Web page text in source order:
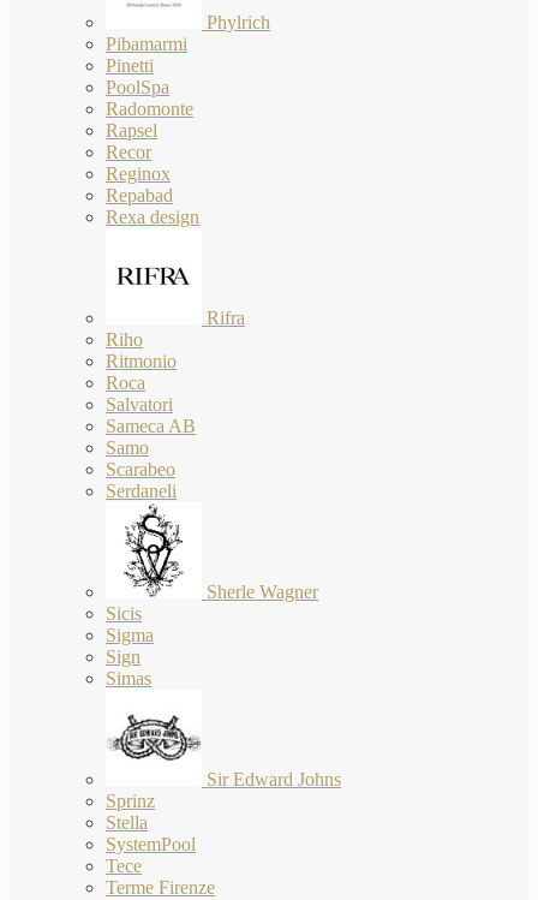
Phylrich
Pibamarmi
Pinetti
PoolSpa
Radomonte
Rapsel
Recor
Reginox
Repabad
Rexa design
Rifra
Riho
Ritmonio
Roca
Salvatori
Sameca AB
Samo
Scarabeo
Serdaneli
Sherle Wagner
Sicis
Sigma
Sign
Simas
Sir Edward Johns
Sprinz
Stella
SystemPool
Tece
Terme Firenze